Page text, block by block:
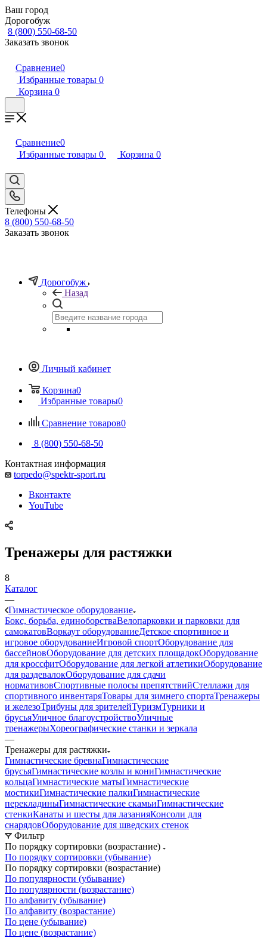
Ваш город
Дорогобуж
8 (800) 550-68-50
Заказать звонок
Сравнение0
Избранные товары 0
Корзина 0
Сравнение0
Избранные товары 0 Корзина 0
Телефоны
8 (800) 550-68-50
Заказать звонок
Дорогобуж
Назад
Личный кабинет
Корзина0
Избранные товары0
Сравнение товаров0
8 (800) 550-68-50
Контактная информация
torpedo@spektr-sport.ru
Вконтакте
YouTube
Тренажеры для растяжки
8
Каталог
—
Гимнастическое оборудование
Бокс, борьба, единоборстваВелопарковки и парковки для
самокатовВоркаут оборудованиеДетское спортивное и
игровое оборудованиеИгровой спортОборудование для
бассейновОборудование для детских площадокОборудование
для кроссфитОборудование для легкой атлетикиОборудование
для раздевалокОборудование для сдачи
нормативовСпортивные полосы препятствийСтеллажи для
спортивного инвентаряТовары для зимнего спортаТренажеры
и железоТрибуны для зрителейТуризмТурники и
брусьяУличное благоустройствоУличные
тренажерыХореографические станки и зеркала
—
Тренажеры для растяжки
Гимнастические бревнаГимнастические
брусьяГимнастические козлы и кониГимнастические
кольцаГимнастические матыГимнастические
мостикиГимнастические палкиГимнастические
перекладиныГимнастические скамьиГимнастические
стенкиКанаты и шесты для лазанияКонсоли для
снарядовОборудование для шведских стенок
Фильтр
По порядку сортировки (возрастание)
По порядку сортировки (убывание)
По порядку сортировки (возрастание)
По популярности (убывание)
По популярности (возрастание)
По алфавиту (убывание)
По алфавиту (возрастание)
По цене (убывание)
По цене (возрастание)